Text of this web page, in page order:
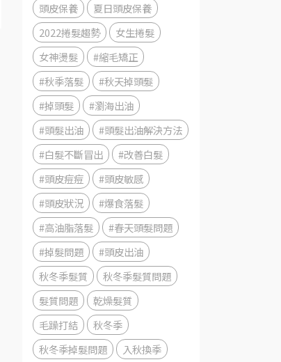
頭皮保養
夏日頭皮保養
2022捲髮趨勢
女生捲髮
女神燙髮
#縮毛矯正
#秋季落髮
#秋天掉頭髮
#掉頭髮
#瀏海出油
#頭髮出油
#頭髮出油解決方法
#白髮不斷冒出
#改善白髮
#頭皮痘痘
#頭皮敏感
#頭皮狀況
#爆食落髮
#高油脂落髮
#春天頭髮問題
#掉髮問題
#頭皮出油
秋冬季髮質
秋冬季髮質問題
髮質問題
乾燥髮質
毛躁打結
秋冬季
秋冬季掉髮問題
入秋換季